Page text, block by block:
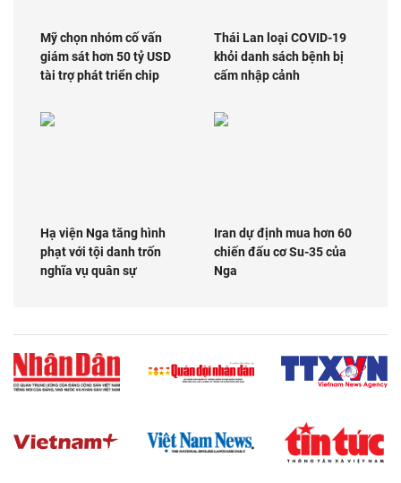
Mỹ chọn nhóm cố vấn
giám sát hơn 50 tỷ USD
tài trợ phát triển chip
Thái Lan loại COVID-19
khỏi danh sách bệnh bị
cấm nhập cảnh
Hạ viện Nga tăng hình
phạt với tội danh trốn
nghĩa vụ quân sự
Iran dự định mua hơn 60
chiến đấu cơ Su-35 của
Nga